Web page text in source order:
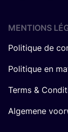
MENTIONS
Politique de
Politique en
Terms &
Algemene